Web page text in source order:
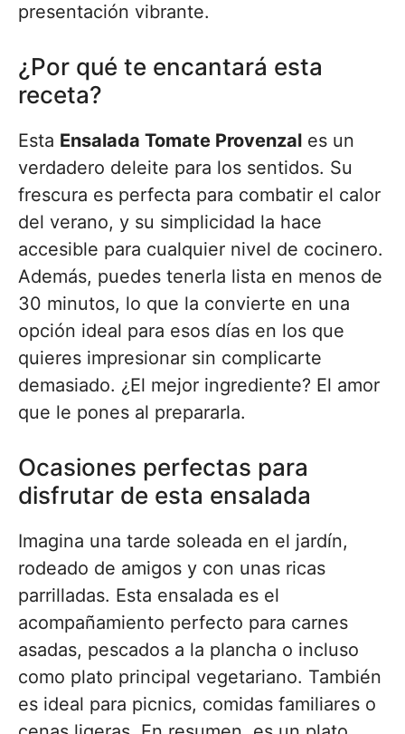
presentación vibrante.
¿Por qué te encantará esta
receta?
Esta Ensalada Tomate Provenzal es un
verdadero deleite para los sentidos. Su
frescura es perfecta para combatir el calor
del verano, y su simplicidad la hace
accesible para cualquier nivel de cocinero.
Además, puedes tenerla lista en menos de
30 minutos, lo que la convierte en una
opción ideal para esos días en los que
quieres impresionar sin complicarte
demasiado. ¿El mejor ingrediente? El amor
que le pones al prepararla.
Ocasiones perfectas para
disfrutar de esta ensalada
Imagina una tarde soleada en el jardín,
rodeado de amigos y con unas ricas
parrilladas. Esta ensalada es el
acompañamiento perfecto para carnes
asadas, pescados a la plancha o incluso
como plato principal vegetariano. También
es ideal para picnics, comidas familiares o